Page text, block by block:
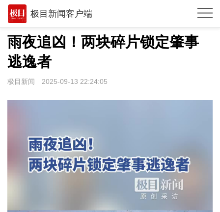
极目新闻客户端
推荐
观点
时政
世相
环球
雨夜追凶！两块碎片锁定肇事
逃逸者
极目新闻 2025-09-13 22:24:05